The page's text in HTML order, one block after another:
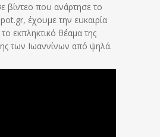
βίντεο που ανάρτησε το
έχουμε την ευκαιρία
εκπληκτικό θέαμα της
των Ιωαννίνων από ψηλά.